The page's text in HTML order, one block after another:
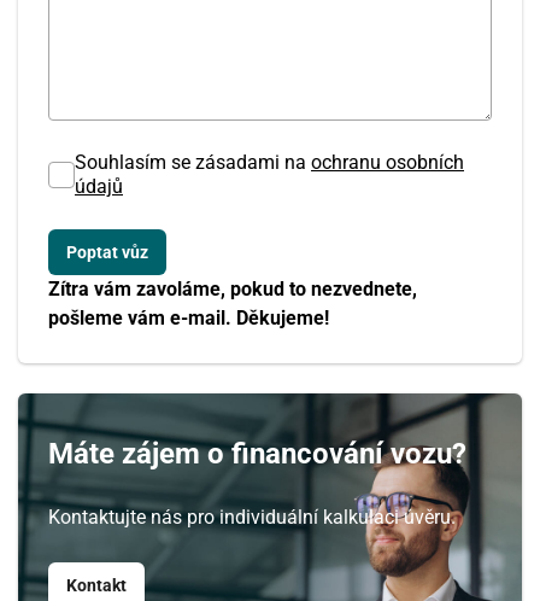
Souhlasím se zásadami na ochranu osobních
údajů
Zítra vám zavoláme, pokud to nezvednete,
pošleme vám e-mail. Děkujeme!
Máte zájem o financování vozu?
Kontaktujte nás pro individuální kalkulaci úvěru.
Kontakt
Srpen
PO ÚT ČT SO NE